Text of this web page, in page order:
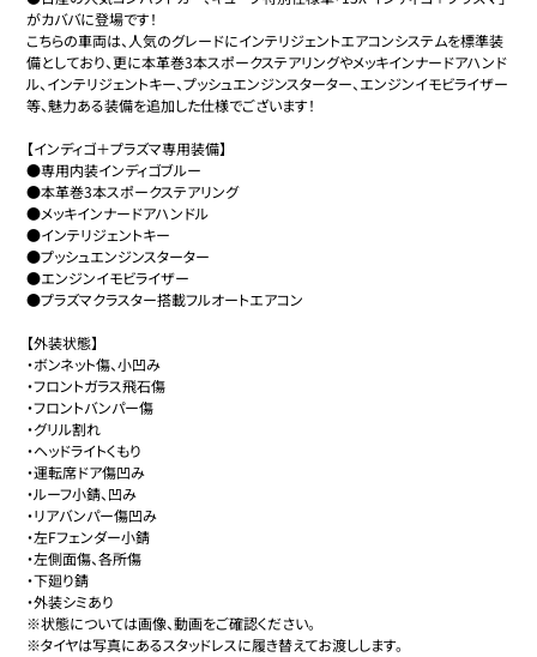
がカババに登場です！
こちらの車両は、人気のグレードにインテリジェントエアコンシステムを標準装
備としており、更に本革巻3本スポークステアリングやメッキインナードアハンド
ル、インテリジェントキー、プッシュエンジンスターター、エンジンイモビライザー
等、魅力ある装備を追加した仕様でございます！
【インディゴ＋プラズマ専用装備】
●専用内装インディゴブルー
●本革巻3本スポークステアリング
●メッキインナードアハンドル
●インテリジェントキー
●プッシュエンジンスターター
●エンジンイモビライザー
●プラズマクラスター搭載フルオートエアコン
【外装状態】
・ボンネット傷、小凹み
・フロントガラス飛石傷
・フロントバンパー傷
・グリル割れ
・ヘッドライトくもり
・運転席ドア傷凹み
・ルーフ小錆、凹み
・リアバンパー傷凹み
・左Fフェンダー小錆
・左側面傷、各所傷
・下廻り錆
・外装シミあり
※状態については画像、動画をご確認ください。
※タイヤは写真にあるスタッドレスに履き替えてお渡しします。